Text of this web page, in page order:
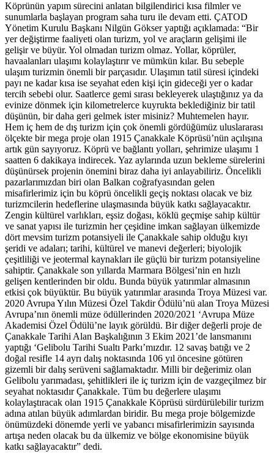
Köprünün yapım sürecini anlatan bilgilendirici kısa filmler ve
sunumlarla başlayan program saha turu ile devam etti. ÇATOD
Yönetim Kurulu Başkanı Nilgün Gökser yaptığı açıklamada: “Bir
yer değiştirme faaliyeti olan turizm, yol ve araçların gelişimi ile
gelişir ve büyür. Yol olmadan turizm olmaz. Yollar, köprüler,
havaalanları ulaşımı kolaylaştırır ve mümkün kılar. Bu sebeple
ulaşım turizmin önemli bir parçasıdır. Ulaşımın tatil süresi içindeki
payı ne kadar kısa ise seyahat eden kişi için gideceği yer o kadar
tercih sebebi olur. Saatlerce gemi sırası bekleyerek ulaştığınız ya da
evinize dönmek için kilometrelerce kuyrukta beklediğiniz bir tatil
düşünün, bir daha geri gelmek ister misiniz? Muhtemelen hayır.
Hem iç hem de dış turizm için çok önemli gördüğümüz uluslararası
ölçekte bir mega proje olan 1915 Çanakkale Köprüsü’nün açılışına
artık gün sayıyoruz. Köprü ve bağlantı yolları, şehrimize ulaşımı 1
saatten 6 dakikaya indirecek. Yaz aylarında uzun bekleme sürelerini
düşünürsek projenin önemini biraz daha iyi anlayabiliriz. Öncelikli
pazarlarımızdan biri olan Balkan coğrafyasından gelen
misafirlerimiz için bu köprü öncelikli geçiş noktası olacak ve biz
turizmcilerin hedeflerine ulaşmasında büyük katkı sağlayacaktır.
Zengin kültürel varlıkları, eşsiz doğası, köklü geçmişe sahip kültür
ve sanat yapısı ile turizmin her çeşidine imkan sağlayan ülkemizde
dört mevsim turizm potansiyeli ile Çanakkale sahip olduğu kıyı
şeridi ve adaları; tarihi, kültürel ve manevi değerleri; biyolojik
çeşitliliği ve jeotermal kaynakları ile güçlü bir turizm potansiyeline
sahiptir. Çanakkale son yıllarda Marmara Bölgesi’nin en hızlı
gelişen kentlerinden bir oldu. Bunda büyük yatırımlar almasının
etkisi çok büyüktür. Bu büyük yatırımlar arasında Troya Müzesi var.
2020 Avrupa Yılın Müzesi Özel Takdir Ödülü’nü alan Troya Müzesi
Avrupa’nın önemli müze ödüllerinden 2020/2021 ‘Avrupa Müze
Akademisi Özel Ödülü’ne layık görüldü. Bir diğer değerli proje de
Çanakkale Tarihi Alan Başkalığının 3 Ekim 2021’de lansmanını
yaptığı ‘Gelibolu Tarihi Sualtı Parkı’mızdır. 12 savaş batığı ve 2
doğal resifle 14 ayrı dalış noktasında 106 yıl öncesine götüren
gizemli bir dalış serüveni sağlamaktadır. Milli bir değerimiz olan
Gelibolu yarımadası, şehitlikleri ile iç turizm için de vazgeçilmez bir
seyahat noktasıdır Çanakkale. Tüm bu değerlere ulaşımı
kolaylaştıracak olan 1915 Çanakkale Köprüsü sürdürülebilir turizm
adına atılan büyük adımlardan biridir. Bu mega proje bölgemizde
önümüzdeki dönemde yerli ve yabancı misafirlerimizin sayısında
artışa neden olacak bu da ülkemiz ve bölge ekonomisine büyük
katkı sağlayacaktır” dedi.